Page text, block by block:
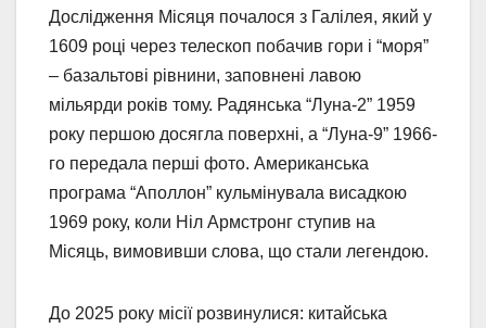
Дослідження Місяця почалося з Галілея, який у
1609 році через телескоп побачив гори і “моря”
– базальтові рівнини, заповнені лавою
мільярди років тому. Радянська “Луна-2” 1959
року першою досягла поверхні, а “Луна-9” 1966-
го передала перші фото. Американська
програма “Аполлон” кульмінувала висадкою
1969 року, коли Ніл Армстронг ступив на
Місяць, вимовивши слова, що стали легендою.
До 2025 року місії розвинулися: китайська